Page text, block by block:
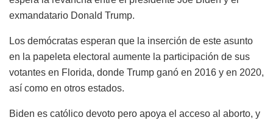
exmandatario Donald Trump.
Los demócratas esperan que la inserción de este asunto
en la papeleta electoral aumente la participación de sus
votantes en Florida, donde Trump ganó en 2016 y en 2020,
así como en otros estados.
Biden es católico devoto pero apoya el acceso al aborto, y